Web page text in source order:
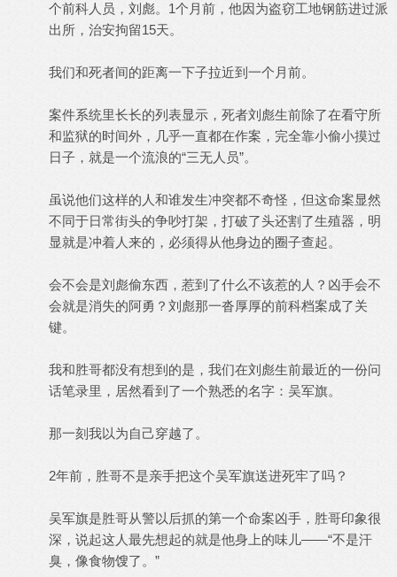
个前科人员，刘彪。1个月前，他因为盗窃工地钢筋进过派
出所，治安拘留15天。
我们和死者间的距离一下子拉近到一个月前。
案件系统里长长的列表显示，死者刘彪生前除了在看守所
和监狱的时间外，几乎一直都在作案，完全靠小偷小摸过
日子，就是一个流浪的“三无人员”。
虽说他们这样的人和谁发生冲突都不奇怪，但这命案显然
不同于日常街头的争吵打架，打破了头还割了生殖器，明
显就是冲着人来的，必须得从他身边的圈子查起。
会不会是刘彪偷东西，惹到了什么不该惹的人？凶手会不
会就是消失的阿勇？刘彪那一沓厚厚的前科档案成了关
键。
我和胜哥都没有想到的是，我们在刘彪生前最近的一份问
话笔录里，居然看到了一个熟悉的名字：吴军旗。
那一刻我以为自己穿越了。
2年前，胜哥不是亲手把这个吴军旗送进死牢了吗？
吴军旗是胜哥从警以后抓的第一个命案凶手，胜哥印象很
深，说起这人最先想起的就是他身上的味儿——“不是汗
臭，像食物馊了。”